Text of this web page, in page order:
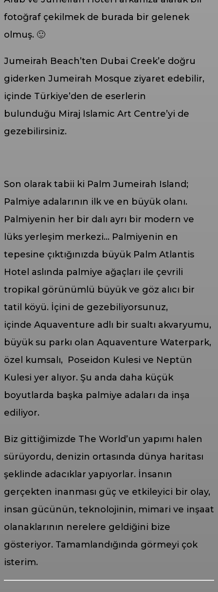
fotoğraf çekilmek de burada bir gelenek
olmuş. 🙂
Jumeirah Beach’ten Dubai Creek’e doğru
giderken Jumeirah Mosque ziyaret edebilir,
içinde Türkiye’den de eserlerin
bulunduğu Miraj Islamic Art Centre’yi de
gezebilirsiniz.
Son olarak tabii ki Palm Jumeirah Island;
Palmiye adalarının ilk ve en büyük olanı.
Palmiyenin her bir dalı ayrı bir modern ve
lüks yerleşim merkezi… Palmiyenin en
tepesine çıktığınızda büyük Palm Atlantis
Hotel aslında palmiye ağaçları ile çevrili
tropikal görünümlü büyük ve göz alıcı bir
tatil köyü. İçini de gezebiliyorsunuz,
içinde Aquaventure adlı bir sualtı akvaryumu,
büyük su parkı olan Aquaventure Waterpark,
özel kumsalı, Poseidon Kulesi ve Neptün
Kulesi yer alıyor. Şu anda daha küçük
boyutlarda başka palmiye adaları da inşa
ediliyor.
Biz gittiğimizde The World’un yapımı halen
sürüyordu, denizin ortasında dünya haritası
şeklinde adacıklar yapıyorlar. İnsanın
gerçekten inanması güç ve etkileyici bir olay,
insan gücünün, teknolojinin, mimari ve inşaat
olanaklarının nerelere geldiğini bize
gösteriyor. Tamamlandığında görmeyi çok
isterim.